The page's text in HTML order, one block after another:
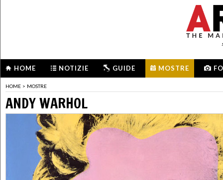
HOME NOTIZIE GUIDE MOSTRE
HOME > MOSTRE
ANDY WARHOL